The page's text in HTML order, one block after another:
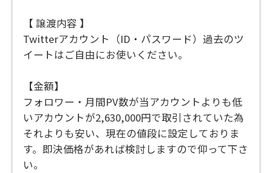
【 譲渡内容 】
Twitterアカウント（ID・パスワード）過去のツ
イートはご自由にお使いください。
【金額】
フォロワー・月間PV数が当アカウントよりも低
いアカウントが2,630,000円で取引されていた為
それよりも安い、現在の値段に設定しておりま
す。即決価格があれば検討しますので仰って下さ
い。